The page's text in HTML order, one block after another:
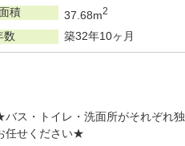
積 37.68m2
数 築32年10ヶ月
ス・トイレ・洗面所がそれぞれ独
任せください★